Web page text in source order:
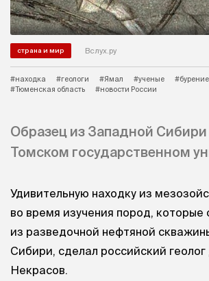
страна и мир Вслух.ру
#находка #геологи #Ямал #ученые
#бурение
#Тюменская область
#новости России
Образец из Западной Сибири
Томском государственном
Удивительную находку из
во время изучения пород, которые
из разведочной нефтяной
Сибири, сделал российский
Некрасов.